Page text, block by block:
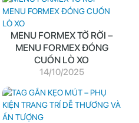
MENU FORMEX TỜ RỜI –
MENU FORMEX ĐÓNG
CUỐN LÒ XO
14/10/2025